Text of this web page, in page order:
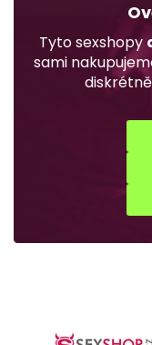
Tyto sexshopy
sami